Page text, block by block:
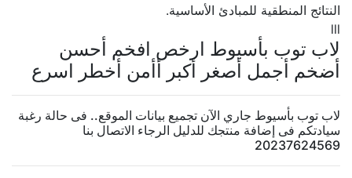
النتائج المنطقية للمبادئ الأساسية.
لاب توب بأسيوط ارخص افخم أحسن
أضخم أجمل أصغر أكبر أأمن أخطر اسرع
لاب توب بأسيوط جاري الآن تجميع بيانات الموقع.. فى حالة رغبة
سيادتكم فى إضافة منتجك للدليل الرجاء الاتصال بنا
20237624569